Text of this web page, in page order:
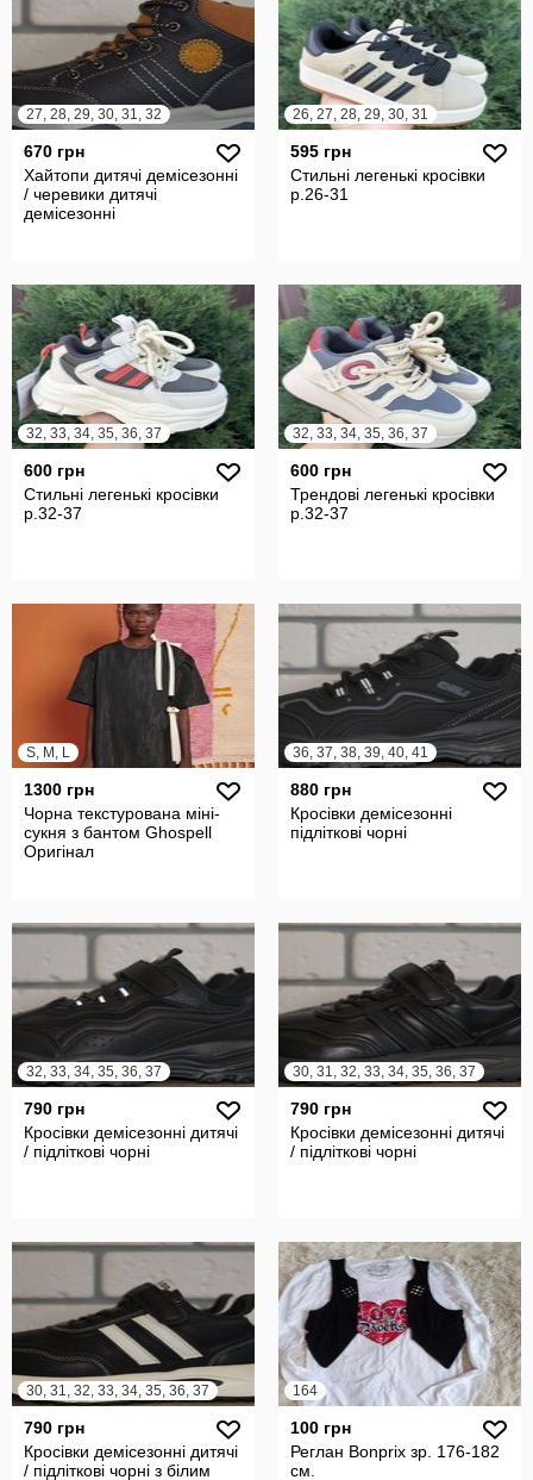
27, 28, 29, 30, 31, 32
670 грн
Хайтопи дитячі демісезонні
/ черевики дитячі
демісезонні
26, 27, 28, 29, 30, 31
595 грн
Стильні легенькі кросівки
р.26-31
32, 33, 34, 35, 36, 37
600 грн
Стильні легенькі кросівки
р.32-37
32, 33, 34, 35, 36, 37
600 грн
Трендові легенькі кросівки
р.32-37
S, M, L
1300 грн
Чорна текстурована міні-
сукня з бантом Ghospell
Оригінал
36, 37, 38, 39, 40, 41
880 грн
Кросівки демісезонні
підліткові чорні
32, 33, 34, 35, 36, 37
790 грн
Кросівки демісезонні дитячі
/ підліткові чорні
30, 31, 32, 33, 34, 35, 36, 37
790 грн
Кросівки демісезонні дитячі
/ підліткові чорні
30, 31, 32, 33, 34, 35, 36, 37
790 грн
Кросівки демісезонні дитячі
/ підліткові чорні з білим
164
100 грн
Реглан Bonprix зр. 176-182
см.